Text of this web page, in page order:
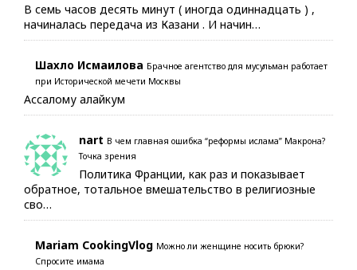
В семь часов десять минут ( иногда одиннадцать ) ,
начиналась передача из Казани . И начин…
Шахло Исмаилова Брачное агентство для мусульман работает
при Исторической мечети Москвы
Ассалому алайкум
nart В чем главная ошибка “реформы ислама” Макрона?
Точка зрения
Политика Франции, как раз и показывает
обратное, тотальное вмешательство в религиозные
сво…
Mariam CookingVlog Можно ли женщине носить брюки?
Спросите имама